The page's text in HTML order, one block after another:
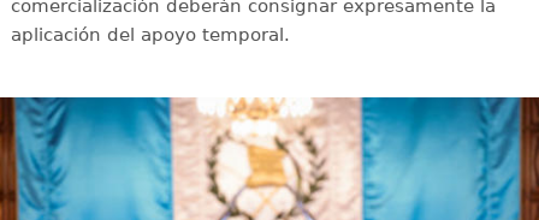
comercialización deberán consignar expresamente la
aplicación del apoyo temporal.